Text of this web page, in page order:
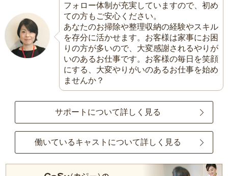
フォロー体制が充実していますので、初め
ての方もご安心ください。
あなたのお掃除や整理収納の経験やスキル
を存分に活かせます。お客様は家事にお困
りの方が多いので、大変感謝されるやりが
いのあるお仕事です。お客様の毎日を笑顔
にする、大変やりがいのあるお仕事を始め
ませんか？
サポートについて詳しく見る
働いているキャストについて詳しく見る